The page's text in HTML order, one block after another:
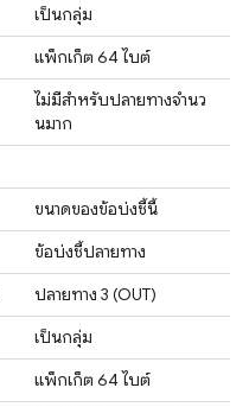
เป็นกลุ่ม
แพ็กเก็ต 64 ไบต์
ไม่มีสําหรับปลายทางจํานว
นมาก
ขนาดของข้อบ่งชี้นี้
ข้อบ่งชี้ปลายทาง
ปลายทาง 3 (OUT)
เป็นกลุ่ม
แพ็กเก็ต 64 ไบต์